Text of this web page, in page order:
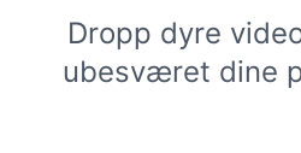
Dropp dyre
ubesværet dine